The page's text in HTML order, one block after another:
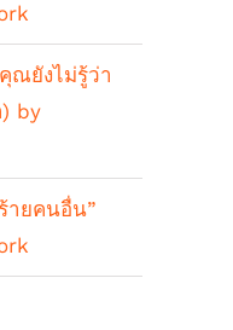
ณยังไม่รู้ว่า
) by
ายคนอื่น”